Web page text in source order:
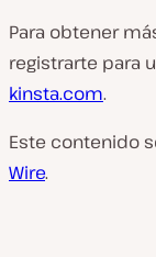
Para obtener
registrarte para
kinsta.com.
Este contenido
Wire.